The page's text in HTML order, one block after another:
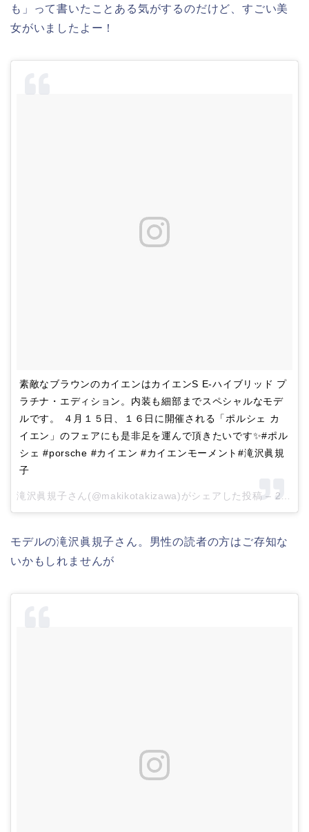
も」って書いたことある気がするのだけど、すごい美
女がいましたよー！
素敵なブラウンのカイエンはカイエンS E-ハイブリッド プ
ラチナ・エディション。内装も細部までスペシャルなモデ
ルです。 ４月１５日、１６日に開催される「ポルシェ カ
イエン」のフェアにも是非足を運んで頂きたいです✨#ポル
シェ #porsche #カイエン #カイエンモーメント#滝沢眞規
子
滝沢眞規子さん(@makikotakizawa)がシェアした投稿 – 2017 4月 7 3:46午前 PDT
モデルの滝沢眞規子さん。男性の読者の方はご存知な
いかもしれませんが